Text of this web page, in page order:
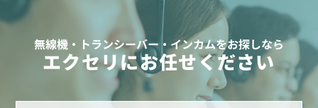
無線機・トランシーバー・インカムをお探しなら
エクセリにお任せください